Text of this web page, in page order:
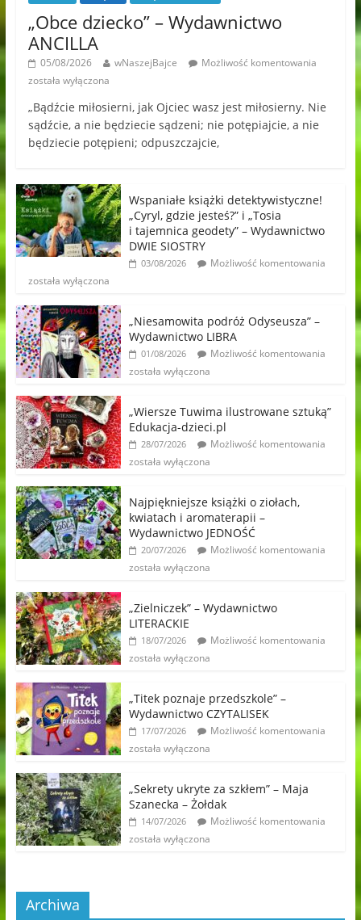
„Obce dziecko” – Wydawnictwo
ANCILLA
05/08/2026 wNaszejBajce
Możliwość komentowania
została wyłączona
„Bądźcie miłosierni, jak Ojciec wasz jest miłosierny. Nie
sądźcie, a nie będziecie sądzeni; nie potępiajcie, a nie
będziecie potępieni; odpuszczajcie,
Wspaniałe książki detektywistyczne!
„Cyryl, gdzie jesteś?” i „Tosia
i tajemnica geodety” – Wydawnictwo
DWIE SIOSTRY
03/08/2026
Możliwość komentowania
została wyłączona
„Niesamowita podróż Odyseusza” –
Wydawnictwo LIBRA
01/08/2026
Możliwość komentowania
została wyłączona
„Wiersze Tuwima ilustrowane sztuką”
Edukacja-dzieci.pl
28/07/2026
Możliwość komentowania
została wyłączona
Najpiękniejsze książki o ziołach,
kwiatach i aromaterapii –
Wydawnictwo JEDNOŚĆ
20/07/2026
Możliwość komentowania
została wyłączona
„Zielniczek” – Wydawnictwo
LITERACKIE
18/07/2026
Możliwość komentowania
została wyłączona
„Titek poznaje przedszkole” –
Wydawnictwo CZYTALISEK
17/07/2026
Możliwość komentowania
została wyłączona
„Sekrety ukryte za szkłem” – Maja
Szanecka – Żołdak
14/07/2026
Możliwość komentowania
została wyłączona
Archiwa